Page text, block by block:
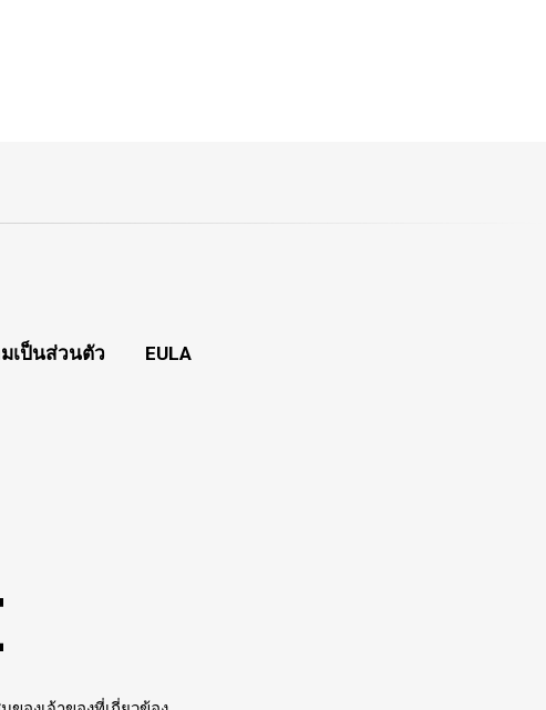
เป็นส่วนตัว
EULA